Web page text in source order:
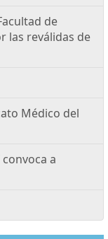
de
las reválidas de
Médico del
a